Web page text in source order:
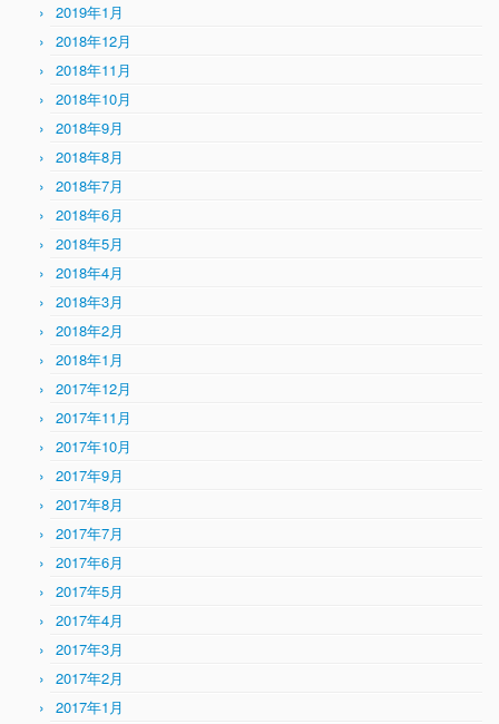
2019年1月
2018年12月
2018年11月
2018年10月
2018年9月
2018年8月
2018年7月
2018年6月
2018年5月
2018年4月
2018年3月
2018年2月
2018年1月
2017年12月
2017年11月
2017年10月
2017年9月
2017年8月
2017年7月
2017年6月
2017年5月
2017年4月
2017年3月
2017年2月
2017年1月